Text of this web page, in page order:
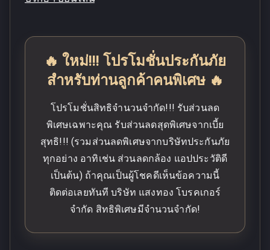
🔥 ใหม่!!! โปรโมชั่นประกันภัย
สำหรับท่านลูกค้าคนพิเศษ 🔥
โปรโมชั่นสิทธิจำนวนจำกัด!!! รับส่วนลด
พิเศษเฉพาะคุณ รับส่วนลดสุดพิเศษจากเบี้ย
สุทธิ!!! (รวมส่วนลดพิเศษจากบริษัทประกันภัย
ทุกอย่าง อาทิเช่น ส่วนลดกล้อง แอปประวัติดี
เป็นต้น) ถ้าคุณเป็นผู้โชคดีเห็นข้อความนี้
ติดต่อเลยทันที บริษัท แสงทอง โบรคเกอร์
จำกัด สิทธิพิเศษมีจำนวนจำกัด!